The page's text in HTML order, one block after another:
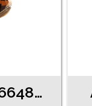
Auskari j7LA6648-81